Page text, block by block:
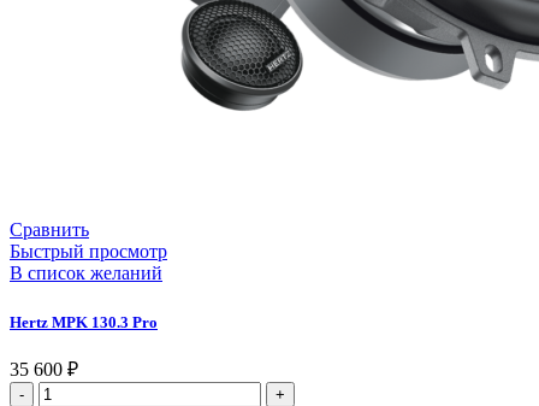
Сравнить
Быстрый просмотр
В список желаний
Hertz MPK 130.3 Pro
35 600 ₽